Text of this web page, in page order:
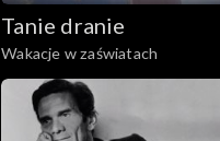
Tanie dranie
Wakacje w zaświatach